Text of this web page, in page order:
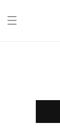
content